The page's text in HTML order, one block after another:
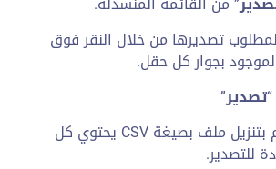
تصديرها من خلال النقر فوق
الموجود بجوار كل حقل.
تصدير”
سيقوم النظام بتنزيل ملف بصيغة CSV يحتوي كل
للتصدير.